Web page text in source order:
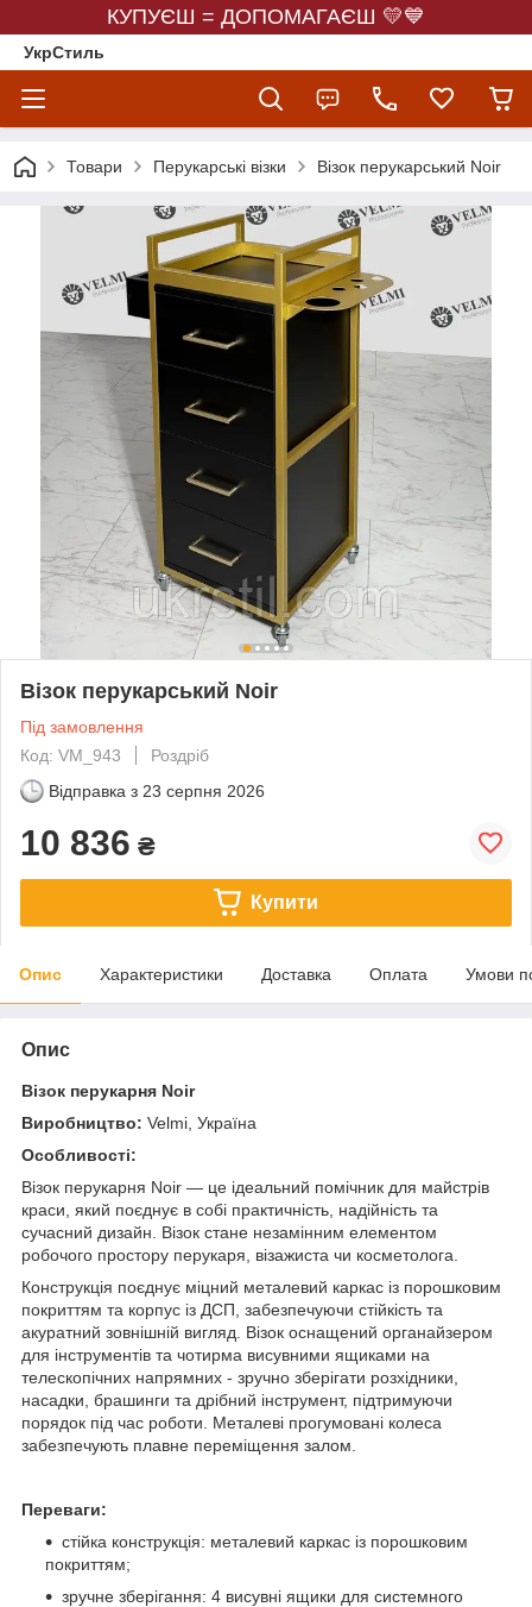
КУПУЄШ = ДОПОМАГАЄШ 💛💙
УкрСтиль
Товари Перукарські візки Візок перукарський Noir
Візок перукарський Noir
Під замовлення
Код: VM_943
Роздріб
Відправка з 23 серпня 2026
10 836 ₴
Купити
Опис Характеристики Доставка Оплата Умови
Опис
Візок перукарня Noir
Виробництво: Velmi, Україна
Особливості:
Візок перукарня Noir — це ідеальний помічник для майстрів
краси, який поєднує в собі практичність, надійність та
сучасний дизайн. Візок стане незамінним елементом
робочого простору перукаря, візажиста чи косметолога.
Конструкція поєднує міцний металевий каркас із порошковим
покриттям та корпус із ДСП, забезпечуючи стійкість та
акуратний зовнішній вигляд. Візок оснащений органайзером
для інструментів та чотирма висувними ящиками на
телескопічних напрямних - зручно зберігати розхідники,
насадки, брашинги та дрібний інструмент, підтримуючи
порядок під час роботи. Металеві прогумовані колеса
забезпечують плавне переміщення залом.
Переваги:
стійка конструкція: металевий каркас із порошковим
покриттям;
зручне зберігання: 4 висувні ящики для системного